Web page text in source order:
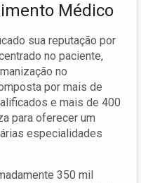
Médico
sua reputação por
no paciente,
no
por mais de
e mais de 400
para oferecer um
especialidades
350 mil